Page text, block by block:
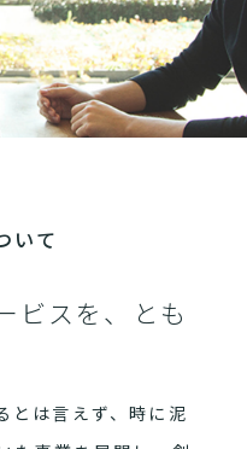
いて
ビスを、とも
とは言えず、時に泥